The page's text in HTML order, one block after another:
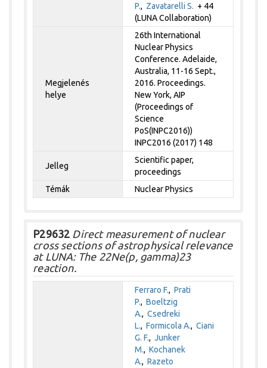
P., Zavatarelli S. + 44
(LUNA Collaboration)
Megjelenés
helye
26th International
Nuclear Physics
Conference. Adelaide,
Australia, 11-16 Sept.,
2016. Proceedings.
New York, AIP
(Proceedings of
Science
PoS(INPC2016))
INPC2016 (2017) 148
Jelleg
Scientific paper,
proceedings
Témák
Nuclear Physics
P29632 Direct measurement of nuclear
cross sections of astrophysical relevance
at LUNA: The 22Ne(p, gamma)23
reaction.
Ferraro F.,Prati
P.,Boeltzig
A.,Csedreki
L.,Formicola A.,Ciani
G. F.,Junker
M.,Kochanek
A.,Razeto